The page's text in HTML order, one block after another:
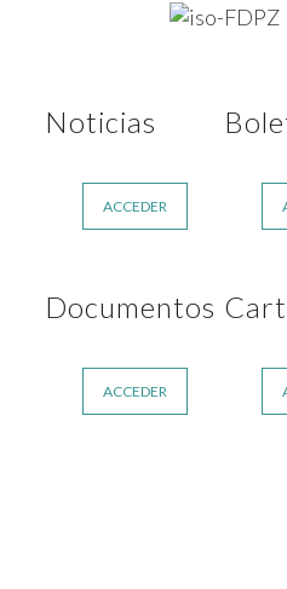
Noticias
ACCEDER
Documentos
ACCEDER